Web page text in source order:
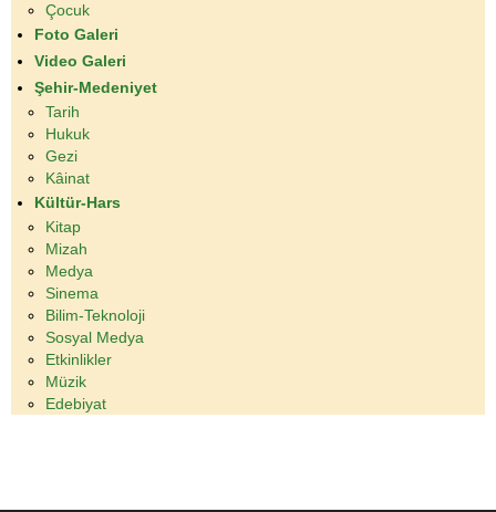
Çocuk
Foto Galeri
Video Galeri
Şehir-Medeniyet
Tarih
Hukuk
Gezi
Kâinat
Kültür-Hars
Kitap
Mizah
Medya
Sinema
Bilim-Teknoloji
Sosyal Medya
Etkinlikler
Müzik
Edebiyat